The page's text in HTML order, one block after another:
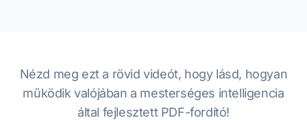
Nézd meg ezt a rövid videót, hogy lásd, hogyan
működik valójában a mesterséges intelligencia
által fejlesztett PDF-fordító!